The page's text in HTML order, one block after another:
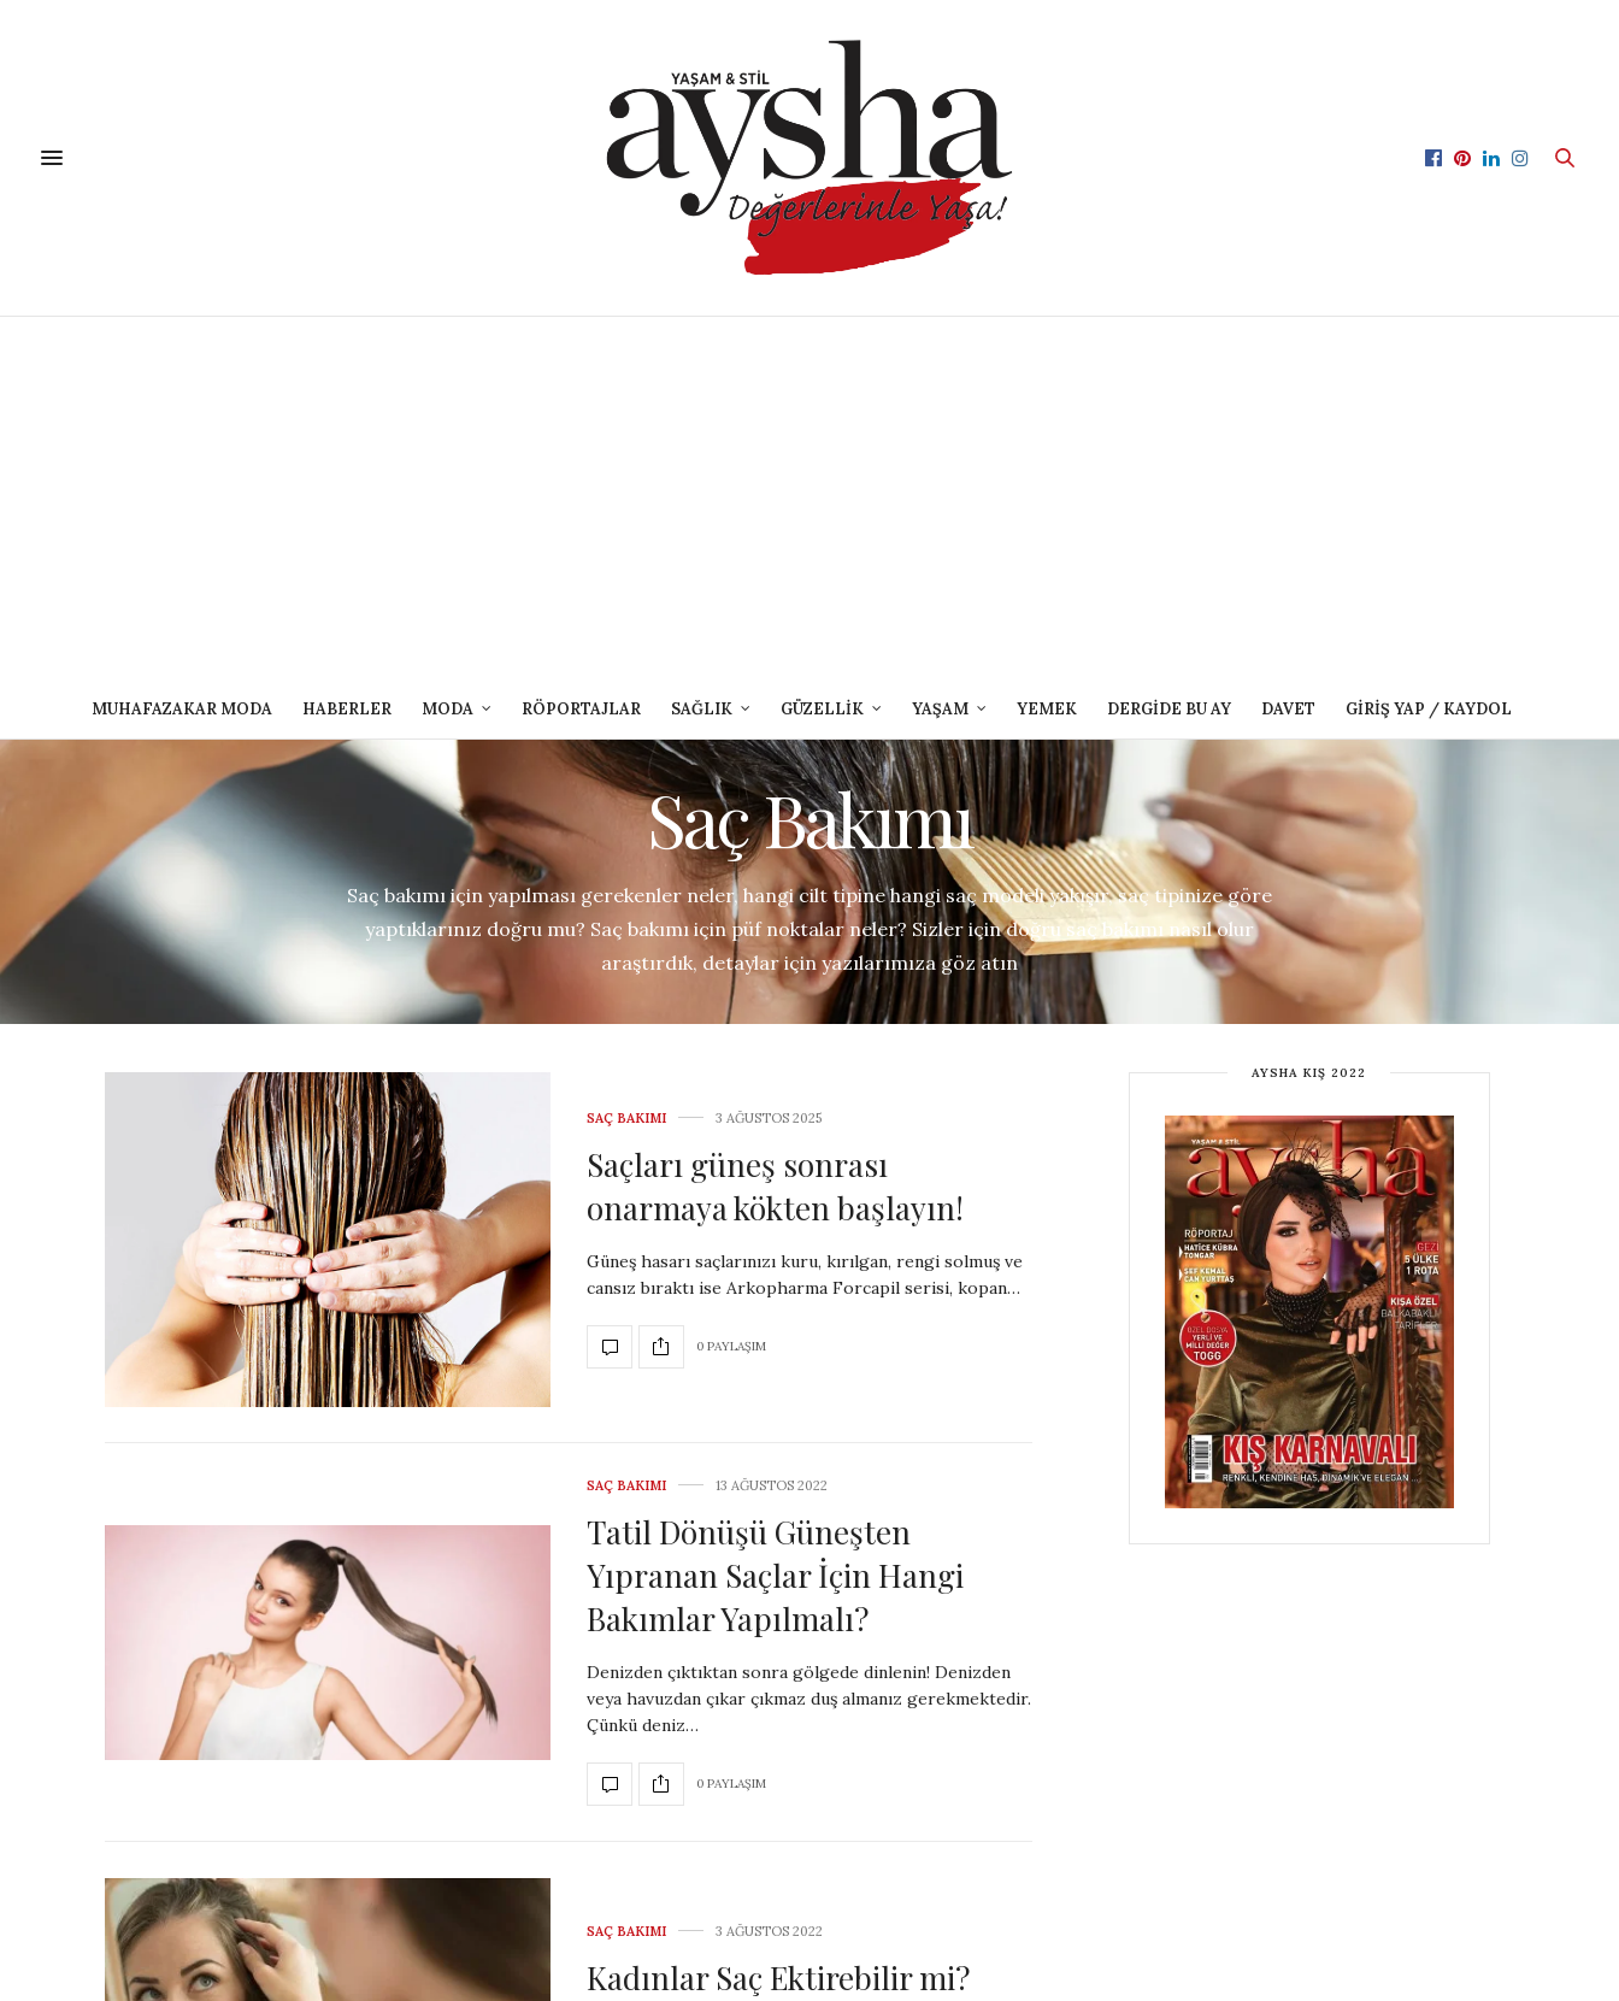
MUHAFAZAKAR MODA HABERLER MODA RÖPORTAJLAR SAĞLIK GÜZELLİK YAŞAM YEMEK DERGIDE BU AY DAVET GIRIŞ YAP / KAYDOL
Saç Bakımı
Saç bakımı için yapılması gerekenler neler, hangi cilt tipine hangi saç modeli yakışır, saç tipinize göre
yaptıklarınız doğru mu? Saç bakımı için püf noktalar neler? Sizler için doğru saç bakımı nasıl olur
araştırdık, detaylar için yazılarımıza göz atın
SAÇ BAKIMI 3 AĞUSTOS 2025
Saçları güneş sonrası
onarmaya kökten başlayın!
Güneş hasarı saçlarınızı kuru, kırılgan, rengi solmuş ve
cansız bıraktı ise Arkopharma Forcapil serisi, kopan…
0 PAYLAŞIM
SAÇ BAKIMI 13 AĞUSTOS 2022
Tatil Dönüşü Güneşten
Yıpranan Saçlar İçin Hangi
Bakımlar Yapılmalı?
Denizden çıktıktan sonra gölgede dinlenin! Denizden
veya havuzdan çıkar çıkmaz duş almanız gerekmektedir.
Çünkü deniz…
0 PAYLAŞIM
SAÇ BAKIMI 3 AĞUSTOS 2022
Kadınlar Saç Ektirebilir mi?
AYSHA KIŞ 2022